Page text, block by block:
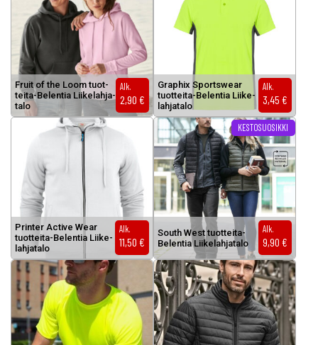
Fruit of the Loom tuot­
tei­ta-Be­len­tia Lii­ke­lah­ja­
ta­lo
Alk.
2,90 €
Grap­hix Sports­wear
tuot­tei­ta-Be­len­tia Lii­ke­
lah­ja­ta­lo
Alk.
3,45 €
Prin­ter Ac­ti­ve Wear
tuot­tei­ta-Be­len­tia Lii­ke­
lah­ja­ta­lo
Alk.
11,50 €
South West tuot­tei­ta-
Be­len­tia Lii­ke­lah­ja­ta­lo
Alk.
9,90 €
KESTOSUOSIKKI